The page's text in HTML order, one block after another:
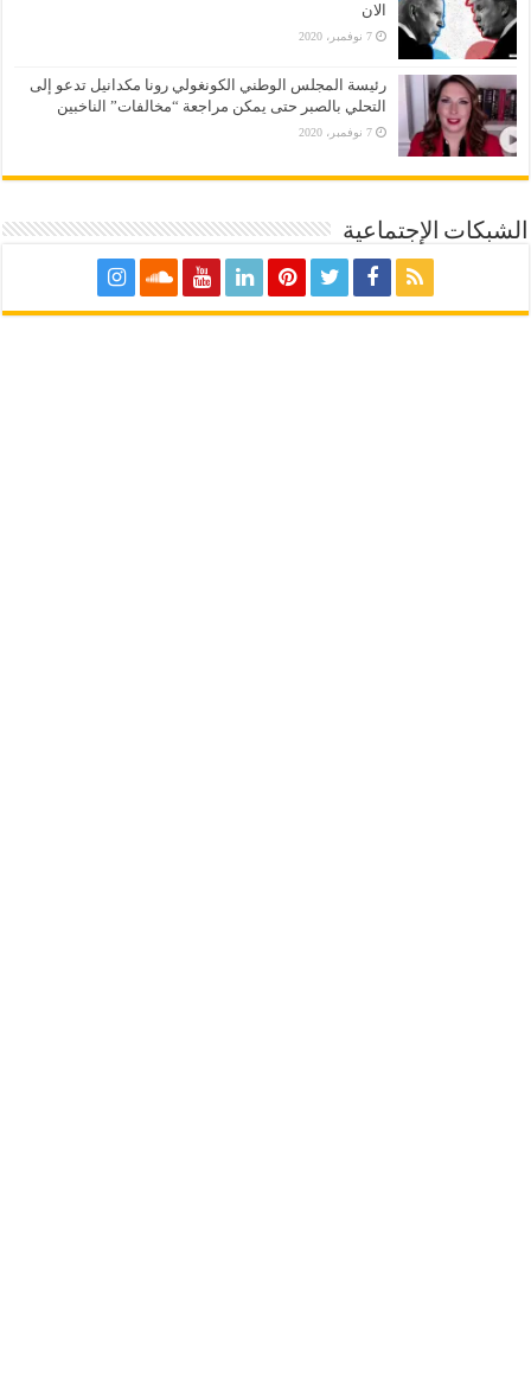
الان
7 نوفمبر، 2020
رئيسة المجلس الوطني الكونغولي رونا مكدانيل تدعو إلى
التحلي بالصبر حتى يمكن مراجعة “مخالفات” الناخبين
7 نوفمبر، 2020
الشبكات الإجتماعية